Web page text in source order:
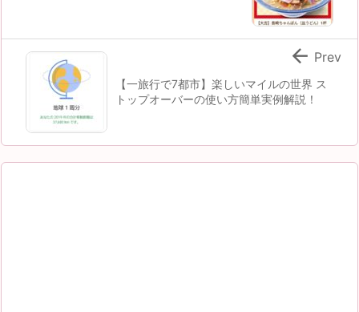
【一旅行で7都市】楽しいマイルの世界 ス
トップオーバーの使い方簡単実例解説！
 Prev